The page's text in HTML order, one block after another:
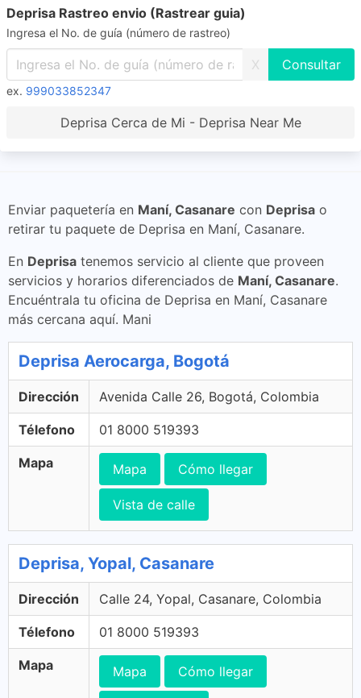
Deprisa Rastreo envio (Rastrear guia)
Ingresa el No. de guía (número de rastreo)
X
ex. 999033852347
Deprisa Cerca de Mi - Deprisa Near Me
Enviar paquetería en Maní, Casanare con Deprisa o
retirar tu paquete de Deprisa en Maní, Casanare.
En Deprisa tenemos servicio al cliente que proveen
servicios y horarios diferenciados de Maní, Casanare.
Encuéntrala tu oficina de Deprisa en Maní, Casanare
más cercana aquí. Mani
Deprisa Aerocarga, Bogotá
Dirección Avenida Calle 26, Bogotá, Colombia
Télefono 01 8000 519393
Mapa Mapa Cómo llegar
Vista de calle
Deprisa, Yopal, Casanare
Dirección Calle 24, Yopal, Casanare, Colombia
Télefono 01 8000 519393
Mapa Mapa Cómo llegar